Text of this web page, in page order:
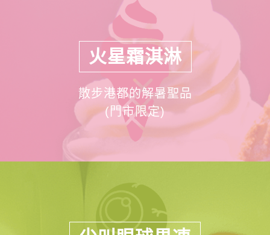
火星霜淇淋
散步港都的解暑聖品
(門市限定)